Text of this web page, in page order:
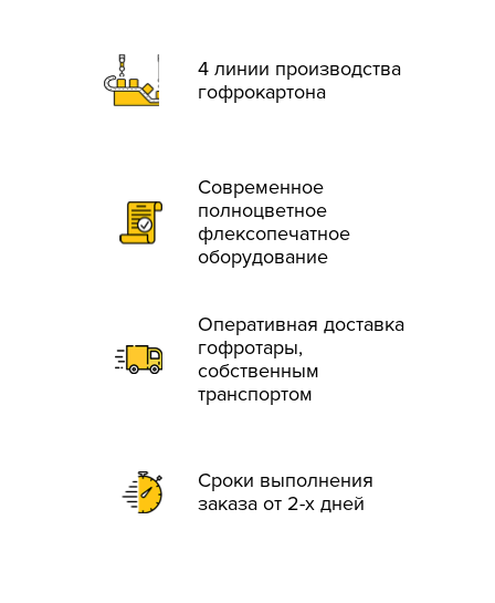
4 линии производства
гофрокартона
Современное
полноцветное
флексопечатное
оборудование
Оперативная доставка
гофротары,
собственным
транспортом
Сроки выполнения
заказа от 2-х дней